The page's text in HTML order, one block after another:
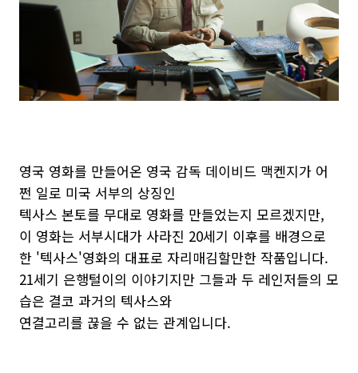
영국 영화를 만들어온 영국 감독 데이비드 맥켄지가 어
쩐 일로 미국 서부의 상징인
텍사스 본토를 무대로 영화를 만들었는지 모르겠지만,
이 영화는 서부시대가 사라진 20세기 이후를 배경으로
한 '텍사스'영화의 대표로 자리매김할만한 작품입니다.
21세기 은행털이의 이야기지만 그들과 두 레인저들의 모
습은 결코 과거의 텍사스와
연결고리를 끊을 수 없는 관계입니다.